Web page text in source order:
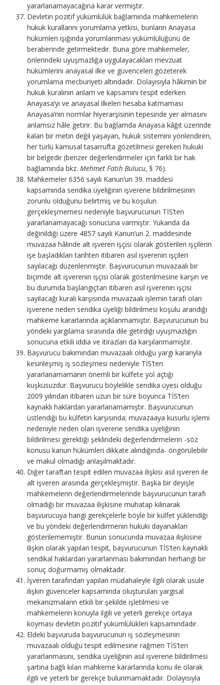
yararlanamayacağına karar vermiştir.
Devletin pozitif yükümlülük bağlamında mahkemelerin
hukuk kurallarını yorumlama yetkisi, bunların Anayasa
hükümleri ışığında yorumlanması yükümlülüğünü de
beraberinde getirmektedir. Buna göre mahkemeler,
önlerindeki uyuşmazlığa uygulayacakları mevzuat
hükümlerini anayasal ilke ve güvenceleri gözeterek
yorumlama mecburiyeti altındadır. Dolayısıyla hâkimin bir
hukuk kuralının anlam ve kapsamını tespit ederken
Anayasa’yı ve anayasal ilkeleri hesaba katmaması
Anayasa’nın normlar hiyerarşisinin tepesinde yer almasını
anlamsız hâle getirir. Bu bağlamda Anayasa kâğıt üzerinde
kalan bir metin değil yaşayan, hukuk sistemini yönlendiren,
her türlü kamusal tasarrufta gözetilmesi gereken hukuki
bir belgedir (benzer değerlendirmeler için farklı bir hak
bağlamında bkz. Mehmet Fatih Bulucu, § 76).
Mahkemeler 6356 sayılı Kanun’un 39. maddesi
kapsamında sendika üyeliğinin işverene bildirilmesinin
zorunlu olduğunu belirtmiş ve bu koşulun
gerçekleşmemesi nedeniyle başvurucunun TİS’ten
yararlanamayacağı sonucuna varmıştır. Yukarıda da
değinildiği üzere 4857 sayılı Kanun’un 2. maddesinde
muvazaa hâlinde alt işveren işçisi olarak gösterilen işçilerin
işe başladıkları tarihten itibaren asıl işverenin işçileri
sayılacağı düzenlenmiştir. Başvurucunun muvazaalı bir
biçimde alt işverenin işçisi olarak gösterilmesine karşın ve
bu durumda başlangıçtan itibaren asıl işverenin işçisi
sayılacağı kuralı karşısında muvazaalı işlemin tarafı olan
işverene neden sendika üyeliği bildirilmesi koşulu arandığı
mahkeme kararlarında açıklanmamıştır. Başvurucunun bu
yöndeki yargılama sırasında dile getirdiği uyuşmazlığın
sonucuna etkili iddia ve itirazları da karşılanmamıştır.
Başvurucu bakımından muvazaalı olduğu yargı kararıyla
kesinleşmiş iş sözleşmesi nedeniyle TİS’ten
yararlanamamanın önemli bir külfete yol açtığı
kuşkusuzdur. Başvurucu böylelikle sendika üyesi olduğu
2009 yılından itibaren uzun bir süre boyunca TİS’ten
kaynaklı haklardan yararlanamamıştır. Başvurucunun
üstlendiği bu külfetin karşısında; muvazaaya kusurlu işlemi
nedeniyle neden olan işverene sendika üyeliğinin
bildirilmesi gerektiği şeklindeki değerlendirmelerin -söz
konusu kanun hükümleri dikkate alındığında- öngörülebilir
ve makul olmadığı anlaşılmaktadır.
Diğer taraftan tespit edilen muvazaa ilişkisi asıl işveren ile
alt işveren arasında gerçekleşmiştir. Başka bir deyişle
mahkemelerin değerlendirmelerinde başvurucunun tarafı
olmadığı bir muvazaa ilişkisine muhatap kılınarak
başvurucuya hangi gerekçelerle böyle bir külfet yüklendiği
ve bu yöndeki değerlendirmenin hukuki dayanakları
gösterilememiştir. Bunun sonucunda muvazaa ilişkisine
ilişkin olarak yapılan tespit, başvurucunun TİS’ten kaynaklı
sendikal haklardan yararlanması bakımından herhangi bir
sonuç doğurmamış olmaktadır.
İşveren tarafından yapılan müdahaleyle ilgili olarak usule
ilişkin güvenceler kapsamında oluşturulan yargısal
mekanizmaların etkili bir şekilde işletilmesi ve
mahkemelerin konuyla ilgili ve yeterli gerekçe ortaya
koyması devletin pozitif yükümlülükleri kapsamındadır.
Eldeki başvuruda başvurucunun iş sözleşmesinin
muvazaalı olduğu tespit edilmesine rağmen TİS’ten
yararlanmasını, sendika üyeliğinin asıl işverene bildirilmesi
şartına bağlı kılan mahkeme kararlarında konu ile olarak
ilgili ve yeterli bir gerekçe bulunmamaktadır. Dolayısıyla